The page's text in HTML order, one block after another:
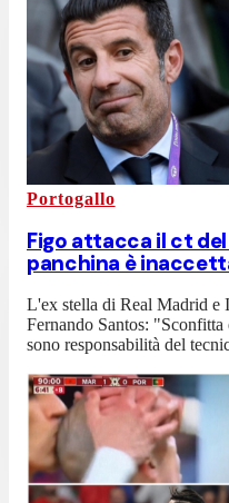
Portogallo
Figo attacca il ct
panchina è
L'ex stella di Real Madrid e
Fernando Santos:
sono responsabilità del